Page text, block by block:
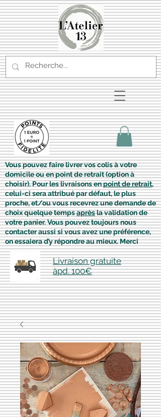
Vous pouvez faire livrer vos colis à votre
domicile ou en point de retrait (option à
choisir). Pour les livraisons enpoint de retrait,
celui-ci sera attribué par défaut, le plus
proche, et/ou vous recevrez une demande de
choix quelque tempsaprèsla validation de
votre panier. Vous pouvez toujours nous
contacter aussi si vous avez une préférence,
on essaiera d’y répondre au mieux. Merci
Livraison gratuite
àpd. 100€